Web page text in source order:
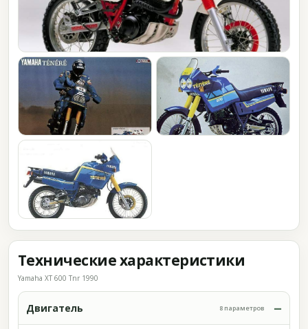
Технические характеристики
Yamaha XT 600 Tnr 1990
Двигатель 8 параметров